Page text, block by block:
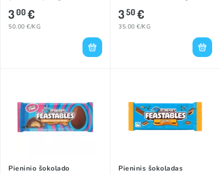
300€
50.00 €/KG
350€
35.00 €/KG
Pieninio šokolado
Pieninis šokoladas